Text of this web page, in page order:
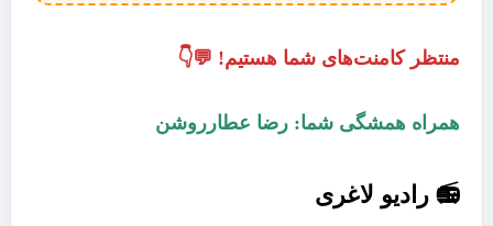
منتظر کامنت‌های شما هستیم! 💬👇
همراه همشگی شما: رضا عطارروشن
📻 رادیو لاغری